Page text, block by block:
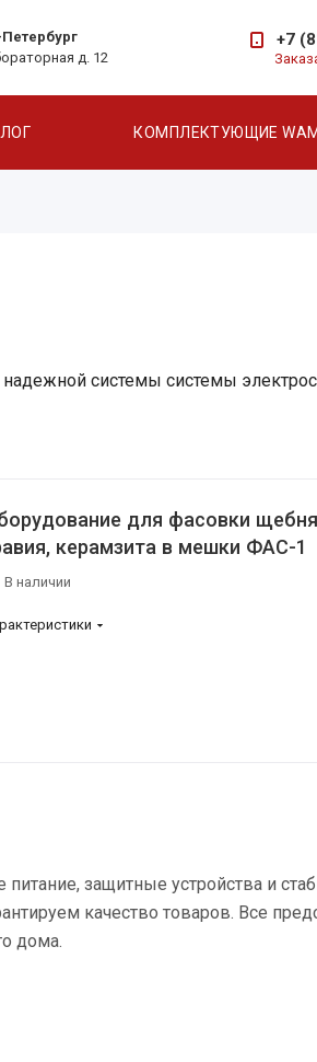
д. 12
+7
КОМПЛЕКТУЮЩИЕ
системы системы
для фасовки
керамзита в мешки ФАС-1
В наличии
питание, защитные устройства и
качество товаров. Все
дома.